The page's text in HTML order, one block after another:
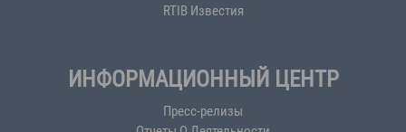
RTIB Известия
ИНФОРМАЦИОННЫЙ ЦЕНТР
Пресс-релизы